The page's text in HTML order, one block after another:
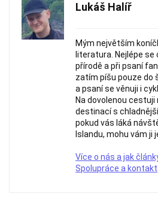
Lukáš Halíř
Mým největším
literatura. Nejlépe
přírodě a při psaní
zatím píšu pouze do
a psaní se věnuji i
Na dovolenou cestuji
destinací s
pokud vás láká
Islandu, mohu vám ji
Více o nás a jak
Spolupráce a kontakt